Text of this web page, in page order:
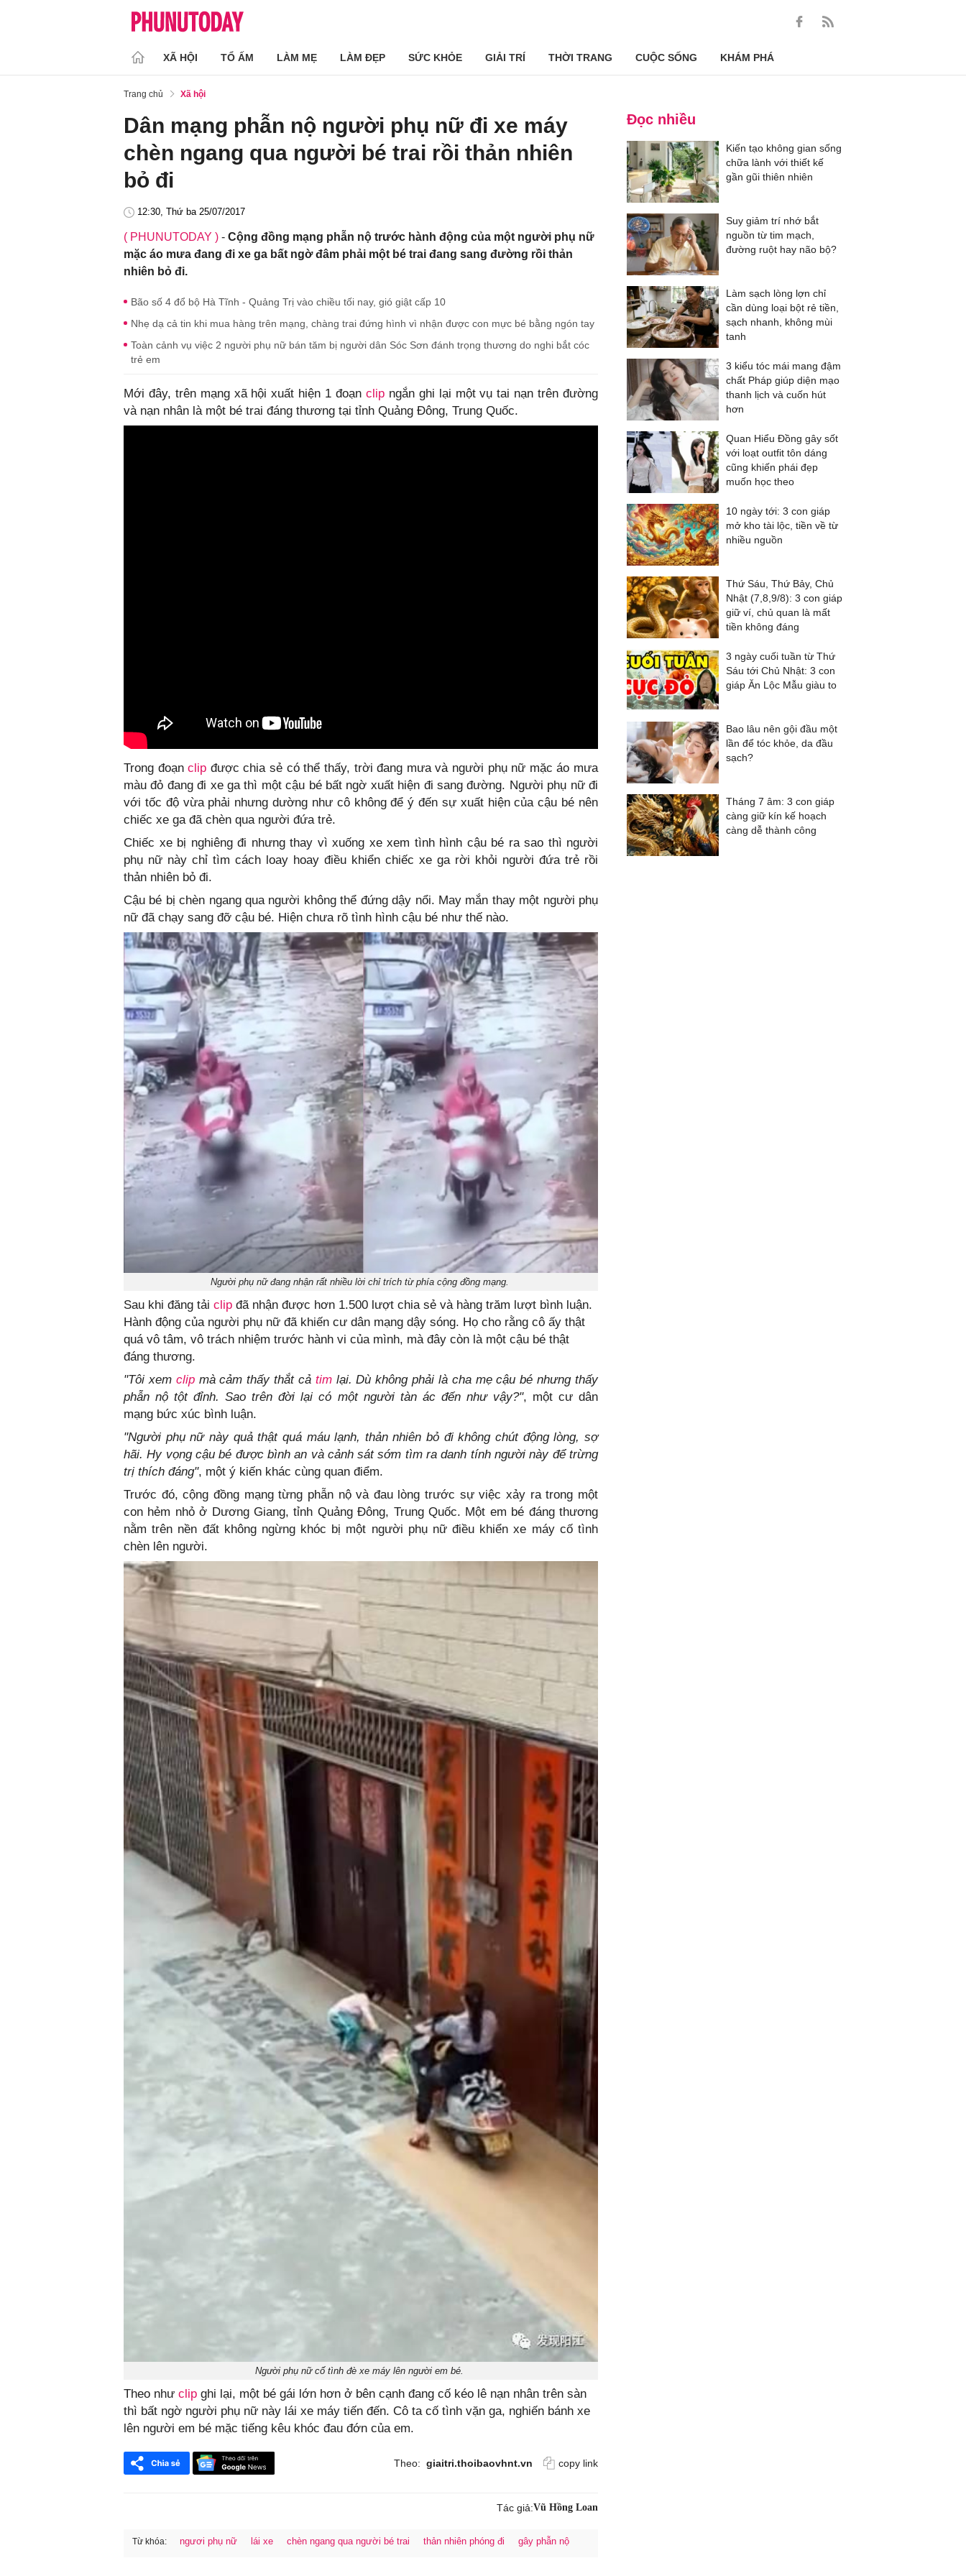
XÃ HỘI TỔ ẤM LÀM MẸ LÀM ĐẸP SỨC KHỎE GIẢI TRÍ THỜI TRANG CUỘC SỐNG KHÁM PHÁ
Trang chủ Xã hội
Dân mạng phẫn nộ người phụ nữ đi xe máy
chèn ngang qua người bé trai rồi thản nhiên
bỏ đi
12:30, Thứ ba 25/07/2017
( PHUNUTODAY ) - Cộng đồng mạng phẫn nộ trước hành động của một người phụ nữ
mặc áo mưa đang đi xe ga bất ngờ đâm phải một bé trai đang sang đường rồi thản
nhiên bỏ đi.
Bão số 4 đổ bộ Hà Tĩnh - Quảng Trị vào chiều tối nay, gió giật cấp 10
Nhẹ dạ cả tin khi mua hàng trên mạng, chàng trai đứng hình vì nhận được con mực bé bằng ngón tay
Toàn cảnh vụ việc 2 người phụ nữ bán tăm bị người dân Sóc Sơn đánh trọng thương do nghi bắt cóc
trẻ em
Mới đây, trên mạng xã hội xuất hiện 1 đoạn clipngắn ghi lại một vụ tai nạn trên đường
và nạn nhân là một bé trai đáng thương tại tỉnh Quảng Đông, Trung Quốc.
Trong đoạnclip được chia sẻ có thể thấy, trời đang mưa và người phụ nữ mặc áo mưa
màu đỏ đang đi xe ga thì một cậu bé bất ngờ xuất hiện đi sang đường. Người phụ nữ đi
với tốc độ vừa phải nhưng dường như cô không để ý đến sự xuất hiện của cậu bé nên
chiếc xe ga đã chèn qua người đứa trẻ.
Chiếc xe bị nghiêng đi nhưng thay vì xuống xe xem tình hình cậu bé ra sao thì người
phụ nữ này chỉ tìm cách loay hoay điều khiển chiếc xe ga rời khỏi người đứa trẻ rồi
thản nhiên bỏ đi.
Cậu bé bị chèn ngang qua người không thể đứng dậy nổi. May mắn thay một người phụ
nữ đã chạy sang đỡ cậu bé. Hiện chưa rõ tình hình cậu bé như thế nào.
Người phụ nữ đang nhận rất nhiều lời chỉ trích từ phía cộng đồng mạng.
Sau khi đăng tải clip đã nhận được hơn 1.500 lượt chia sẻ và hàng trăm lượt bình luận.
Hành động của người phụ nữ đã khiến cư dân mạng dậy sóng. Họ cho rằng cô ấy thật
quá vô tâm, vô trách nhiệm trước hành vi của mình, mà đây còn là một cậu bé thật
đáng thương.
"Tôi xem clipmà cảm thấy thắt cả timlại. Dù không phải là cha mẹ cậu bé nhưng thấy
phẫn nộ tột đỉnh. Sao trên đời lại có một người tàn ác đến như vậy?", một cư dân
mạng bức xúc bình luận.
"Người phụ nữ này quả thật quá máu lạnh, thản nhiên bỏ đi không chút động lòng, sợ
hãi. Hy vọng cậu bé được bình an và cảnh sát sớm tìm ra danh tính người này để trừng
trị thích đáng", một ý kiến khác cùng quan điểm.
Trước đó, cộng đồng mạng từng phẫn nộ và đau lòng trước sự việc xảy ra trong một
con hẻm nhỏ ở Dương Giang, tỉnh Quảng Đông, Trung Quốc. Một em bé đáng thương
nằm trên nền đất không ngừng khóc bị một người phụ nữ điều khiển xe máy cố tình
chèn lên người.
Người phụ nữ cố tình đè xe máy lên người em bé.
Theo như clip ghi lại, một bé gái lớn hơn ở bên cạnh đang cố kéo lê nạn nhân trên sàn
thì bất ngờ người phụ nữ này lái xe máy tiến đến. Cô ta cố tình vặn ga, nghiến bánh xe
lên người em bé mặc tiếng kêu khóc đau đớn của em.
Theo: giaitri.thoibaovhnt.vn copy link
Tác giả:Vũ Hồng Loan
Từ khóa: ngươi phụ nữ lái xe chèn ngang qua người bé trai thản nhiên phóng đi gây phẫn nộ
Đọc nhiều
Kiến tạo không gian sống
chữa lành với thiết kế
gần gũi thiên nhiên
Suy giảm trí nhớ bắt
nguồn từ tim mạch,
đường ruột hay não bộ?
Làm sạch lòng lợn chỉ
cần dùng loại bột rẻ tiền,
sạch nhanh, không mùi
tanh
3 kiểu tóc mái mang đậm
chất Pháp giúp diện mạo
thanh lịch và cuốn hút
hơn
Quan Hiểu Đồng gây sốt
với loạt outfit tôn dáng
cũng khiến phái đẹp
muốn học theo
10 ngày tới: 3 con giáp
mở kho tài lộc, tiền về từ
nhiều nguồn
Thứ Sáu, Thứ Bảy, Chủ
Nhật (7,8,9/8): 3 con giáp
giữ ví, chủ quan là mất
tiền không đáng
3 ngày cuối tuần từ Thứ
Sáu tới Chủ Nhật: 3 con
giáp Ăn Lộc Mẫu giàu to
Bao lâu nên gội đầu một
lần để tóc khỏe, da đầu
sạch?
Tháng 7 âm: 3 con giáp
càng giữ kín kế hoạch
càng dễ thành công